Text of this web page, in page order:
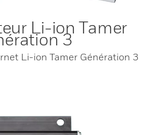
Li-ion Tamer
3
Li-ion Tamer Génération 3